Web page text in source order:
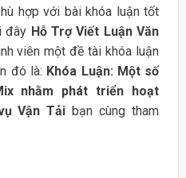
hợp với bài khóa luận tốt
đây Hỗ Trợ Viết Luận Văn
viên một đề tài khóa luận
đó là: Khóa Luận: Một số
nhằm phát triển hoạt
Vận Tải bạn cùng tham